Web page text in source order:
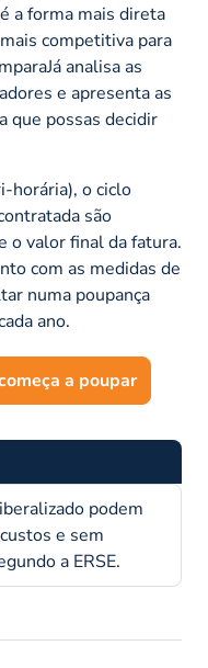
é a forma mais direta
competitiva para
analisa as
e apresenta as
que possas decidir
horária), o ciclo
são
o valor final da fatura.
com as medidas de
numa poupança
ano.
a poupar
podem
e sem
a ERSE.